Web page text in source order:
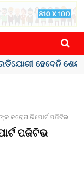
କରୋନା ରିପୋର୍ଟ ପଜିଟିଭ
ପଜିଟିଭ